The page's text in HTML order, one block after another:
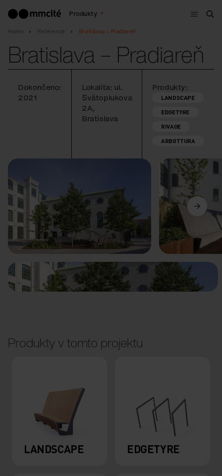
Produkty
Menu
Home Reference Bratislava – Pradiareň
Bratislava – Pradiareň
Dokončeno:
2021
Lokalita: ul.
Svätoplukova
2A,
Bratislava
Produkty:
LANDSCAPE
EDGETYRE
RIVAGE
ARBOTTURA
Předchozí Další
Produkty v tomto projektu
LANDSCAPE EDGETYRE